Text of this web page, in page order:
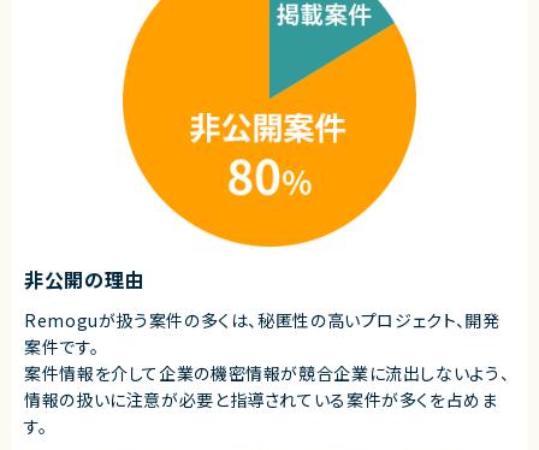
術や運用改善の経験を積めます！
◎AWS・GCP・オンプレミス環境に加え、多数のOSSを活用したモダンな技
術環境で業務が可能です！
◎Docker・Kubernetes・CI/CDなど市場価値の高いスキルを実践的に活か
◎基本リモート環境のため、働きやすさと技術チャレンジを両立できます！
・複数ベンダーによる混成チーム体制
・全体約100名規模の大型プロジェクト
求めるスキル
・Java（Spring Boot）での商用開発経験
・与えられたテーマを要件化し、設計〜実装・テストまで自走できる能力
・技術課題に対し主体的に検討・判断し解決へ導けること
・コードレビュー経験、リリース品質まで引き上げるスキル
・利害関係者との円滑なコミュニケーション力
・内製体制下で能動的に動けるマインド
■尚可スキル
・大規模トラフィックを捌くバックエンド開発経験
・EC/オンデマンド配送系ドメインの知識
・クラウド（AWS/GCP/Azure）を用いたAPI基盤の構築・運用経験
・モバイルアプリ連携バックエンド（REST/GraphQL）の設計経験
・スクラムなどアジャイル開発でのリード経験
非公開の理由
Remoguが扱う案件の多くは、秘匿性の高いプロジェクト、開発
案件です。
案件情報を介して企業の機密情報が競合企業に流出しないよう、
情報の扱いに注意が必要と指導されている案件が多くを占めま
す。